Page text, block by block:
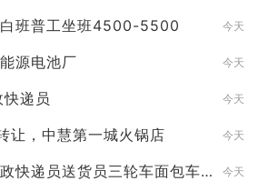
班普工坐班4500-5500 今天
源电池厂 今天
递员 今天
让，中慧第一城火锅店 今天
快递员送货员三轮车面包车
今天